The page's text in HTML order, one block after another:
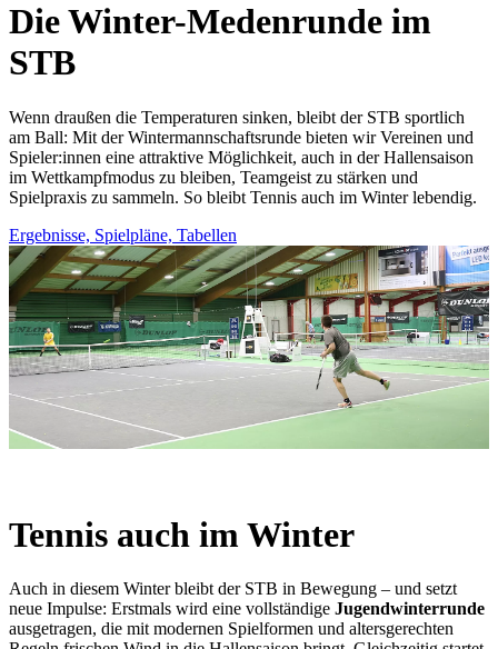
Die Winter-Medenrunde im
STB
Wenn draußen die Temperaturen sinken, bleibt der STB sportlich
am Ball: Mit der Wintermannschaftsrunde bieten wir Vereinen und
Spieler:innen eine attraktive Möglichkeit, auch in der Hallensaison
im Wettkampfmodus zu bleiben, Teamgeist zu stärken und
Spielpraxis zu sammeln. So bleibt Tennis auch im Winter lebendig.
Ergebnisse, Spielpläne, Tabellen
Tennis auch im Winter
Auch in diesem Winter bleibt der STB in Bewegung – und setzt
neue Impulse: Erstmals wird eine vollständige Jugendwinterrunde
ausgetragen, die mit modernen Spielformen und altersgerechten